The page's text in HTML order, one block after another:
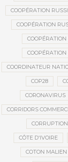
COOPÉRATION
COOPÉRATION
COORDINATEUR
COP28
CORONAVIRUS
CORRIDORS
CÔTE D'IVOIRE
COTON MALIEN